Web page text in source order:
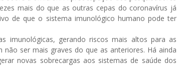
mais do que as outras cepas do coronavírus já
de que o sistema imunológico humano pode ter
imunológicas, gerando riscos mais altos para as
ser mais graves do que as anteriores. Há ainda
novas sobrecargas aos sistemas de saúde dos